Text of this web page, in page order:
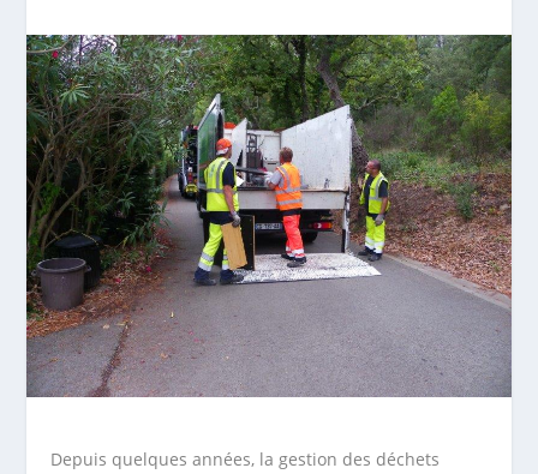
Depuis quelques années, la gestion des déchets